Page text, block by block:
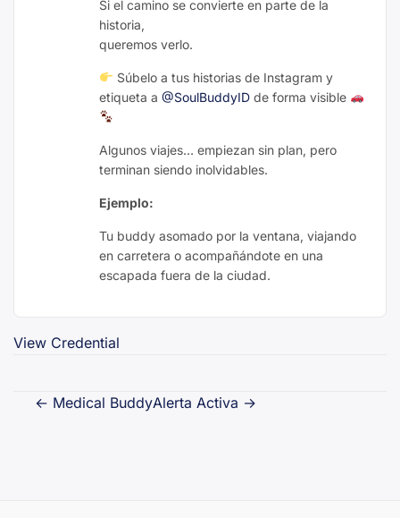
Si el camino se convierte en parte de la
historia,
queremos verlo.
Súbelo a tus historias de Instagram y
etiqueta a@SoulBuddyID de forma visible
Algunos viajes… empiezan sin plan, pero
terminan siendo inolvidables.
Ejemplo:
Tu buddy asomado por la ventana, viajando
en carretera o acompañándote en una
escapada fuera de la ciudad.
View Credential
Navegación
← Medical BuddyAlerta Activa →